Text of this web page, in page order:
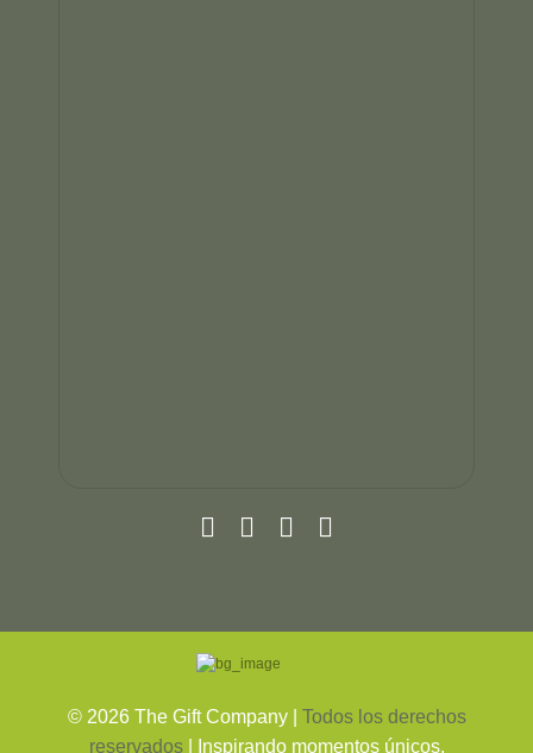
© 2026The Gift Company | Todos los derechos
reservados
| Inspirando momentos únicos.